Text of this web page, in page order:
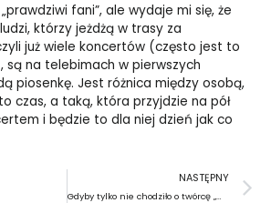
fani”, ale wydaje mi się, że
którzy jeżdżą w trasy za
już wiele koncertów (często jest to
są na telebimach w pierwszych
piosenkę. Jest różnica między osobą,
czas, a taką, która przyjdzie na pół
i będzie to dla niej dzień jak co
NASTĘPNY
Gdyby tylko nie chodziło o twórcę „We are the World”